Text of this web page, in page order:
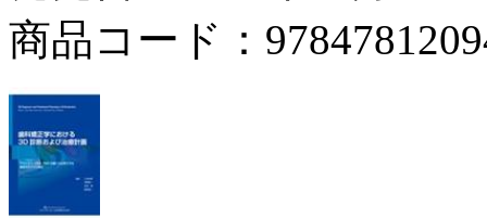
商品コード：